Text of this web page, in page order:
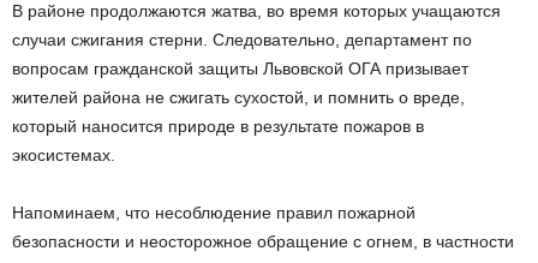
В районе продолжаются жатва, во время которых учащаются
случаи сжигания стерни. Следовательно, департамент по
вопросам гражданской защиты Львовской ОГА призывает
жителей района не сжигать сухостой, и помнить о вреде,
который наносится природе в результате пожаров в
экосистемах.
Напоминаем, что несоблюдение правил пожарной
безопасности и неосторожное обращение с огнем, в частности